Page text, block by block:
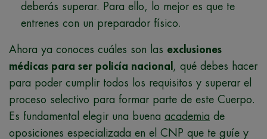
deberás superar. Para ello, lo mejor es que te
entrenes con un preparador físico.
Ahora ya conoces cuáles son las exclusiones
médicas para ser policía nacional , qué debes hacer
para poder cumplir todos los requisitos y superar el
proceso selectivo para formar parte de este Cuerpo.
Es fundamental elegir una buena academia de
oposiciones especializada en el CNP que te guíe y